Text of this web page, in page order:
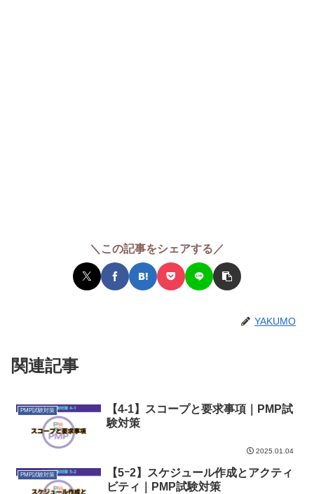
＼この記事をシェアする／
YAKUMO
関連記事
PMP試験対策
【4-1】スコープと要求事項｜PMP試
験対策
2025.01.04
PMP試験対策
【5ｰ2】スケジュール作成とアクティ
ビティ｜PMP試験対策